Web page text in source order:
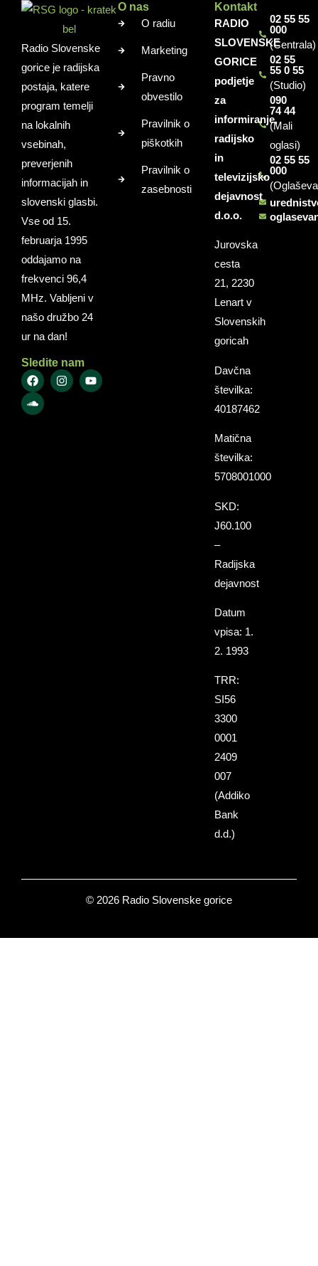
Radio Slovenske
gorice je radijska
postaja, katere
program temelji
na lokalnih
vsebinah,
preverjenih
informacijah in
slovenski glasbi.
Vse od 15.
februarja 1995
oddajamo na
frekvenci 96,4
MHz. Vabljeni v
našo družbo 24
ur na dan!
Sledite nam
O nas
O radiu
Marketing
Pravno
obvestilo
Pravilnik o
piškotkih
Pravilnik o
zasebnosti
Kontakt
RADIO
SLOVENSKE
GORICE
podjetje
za
informiranje,
radijsko
in
televizijsko
dejavnost
d.o.o.
Jurovska
cesta
21, 2230
Lenart v
Slovenskih
goricah
Davčna
številka:
40187462
Matična
številka:
5708001000
SKD:
J60.100
–
Radijska
dejavnost
Datum
vpisa: 1.
2. 1993
TRR:
SI56
3300
0001
2409
007
(Addiko
Bank
d.d.)
02 55 55
000
(Centrala)
02 55
55 0 55
(Studio)
090
74 44
(Mali
oglasi)
02 55 55
000
© 2026 Radio Slovenske gorice